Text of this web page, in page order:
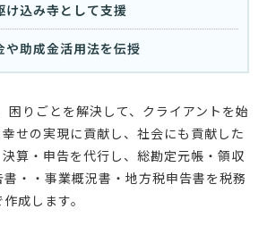
け込み寺として支援
や助成金活用法を伝授
困りごとを解決して、クライアントを始
せの実現に貢献し、社会にも貢献した
算・申告を代行し、総勘定元帳・領収
・・事業概況書・地方税申告書を税務
成します。